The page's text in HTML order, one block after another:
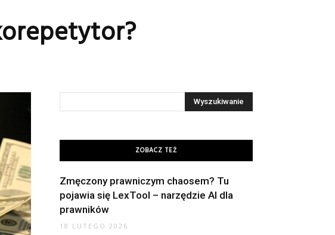
ZOBACZ TEŻ
Zmęczony prawniczym chaosem? Tu
pojawia się LexTool – narzędzie AI dla
prawników
18 LUTEGO 2026